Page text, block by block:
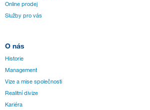
Online prodej
Služby pro vás
O nás
Historie
Management
Vize a mise společnosti
Realitní divize
Kariéra